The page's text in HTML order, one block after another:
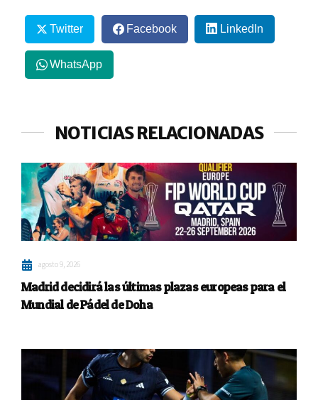
Twitter Facebook LinkedIn
WhatsApp
NOTICIAS RELACIONADAS
agosto 9, 2026
Madrid decidirá las últimas plazas europeas para el
Mundial de Pádel de Doha